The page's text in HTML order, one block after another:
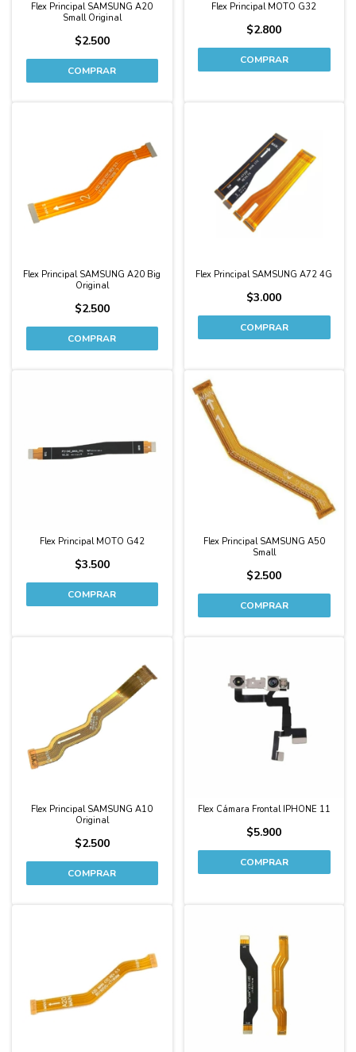
Flex Principal SAMSUNG A20
Small Original
$2.500
Flex Principal MOTO G32
$2.800
Flex Principal SAMSUNG A20 Big
Original
$2.500
Flex Principal SAMSUNG A72 4G
$3.000
Flex Principal MOTO G42
$3.500
Flex Principal SAMSUNG A50
Small
$2.500
Flex Principal SAMSUNG A10
Original
$2.500
Flex Cámara Frontal IPHONE 11
$5.900